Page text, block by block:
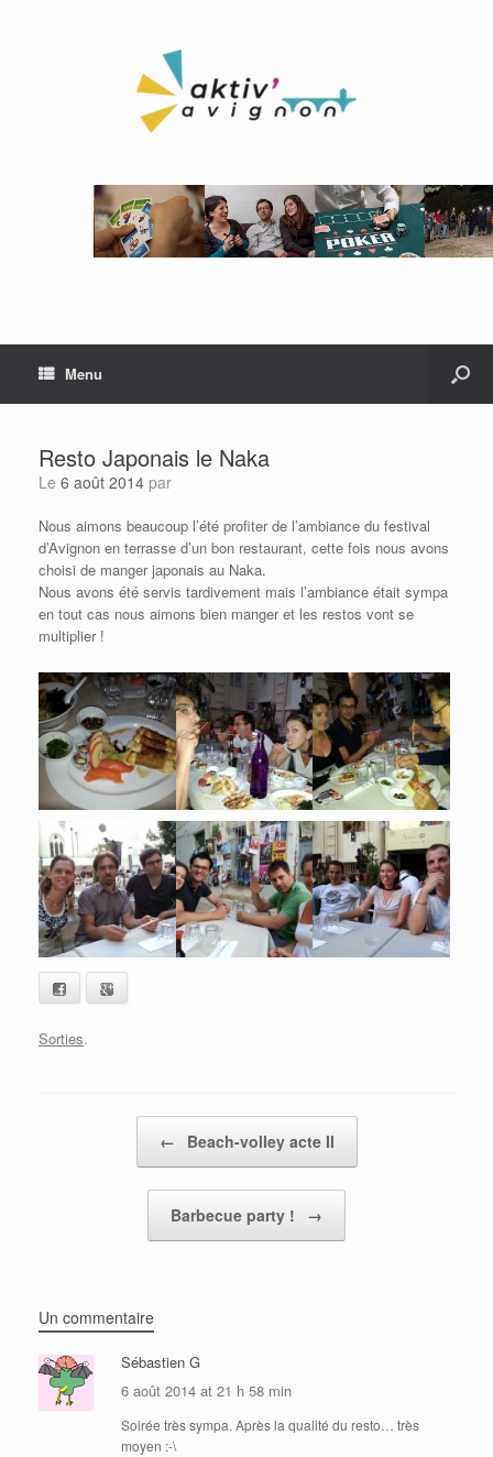
Menu
Resto Japonais le Naka
Le 6 août 2014 par
Nous aimons beaucoup l’été profiter de l’ambiance du festival
d’Avignon en terrasse d’un bon restaurant, cette fois nous avons
choisi de manger japonais au Naka.
Nous avons été servis tardivement mais l’ambiance était sympa
en tout cas nous aimons bien manger et les restos vont se
multiplier !
Facebook
Sorties.
← Beach-volley acte II
Barbecue party ! →
Un commentaire
Sébastien G
6 août 2014 at 21 h 58 min
Soirée très sympa. Après la qualité du resto… très
moyen :-\